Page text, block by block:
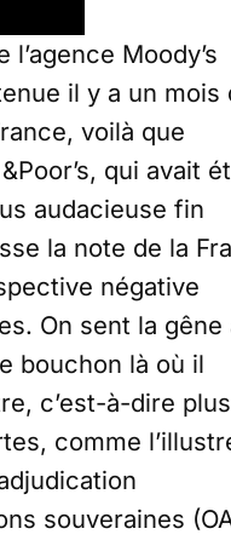
l’agence Moody’s
il y a un mois
voilà que
qui avait
audacieuse fin
la note de la
négative
On sent la gêne
bouchon là où il
c’est-à-dire plus
comme
souveraines